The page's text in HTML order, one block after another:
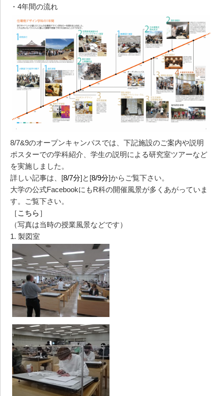
・4年間の流れ
8/7&9のオープンキャンパスでは、下記施設のご案内や説明
ポスターでの学科紹介、学生の説明による研究室ツアーなど
を実施しました。
詳しい記事は、[8/7分]と[8/9分]からご覧下さい。
大学の公式FacebookにもR科の開催風景が多くあがっていま
す。ご覧下さい。
［ こちら ］
（写真は当時の授業風景などです）
1. 製図室